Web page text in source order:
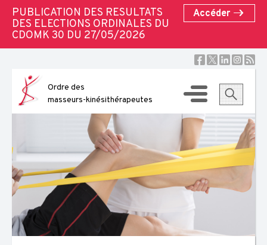
PUBLICATION DES RESULTATS
DES ELECTIONS ORDINALES DU
CDOMK 30 DU 27/05/2026
Accéder
content
Ordre des
masseurs-kinésithérapeutes